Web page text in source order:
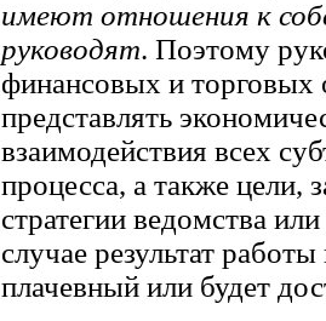
имеют отношения к
руководят. Поэтому
финансовых и торговых
представлять
взаимодействия всех
процесса, а также цели,
стратегии ведомства
случае результат
плачевный или будет